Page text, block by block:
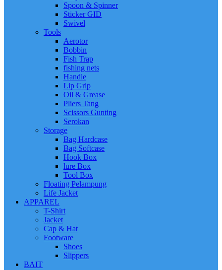
Spoon & Spinner
Sticker GID
Swivel
Tools
Aerotor
Bobbin
Fish Trap
fishing nets
Handle
Lip Grip
Oil & Grease
Pliers Tang
Scissors Gunting
Serokan
Storage
Bag Hardcase
Bag Softcase
Hook Box
lure Box
Tool Box
Floating Pelampung
Life Jacket
APPAREL
T-Shirt
Jacket
Cap & Hat
Footware
Shoes
Slippers
BAIT